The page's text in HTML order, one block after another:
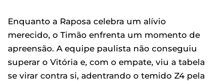
Enquanto a Raposa celebra um alívio
merecido, o Timão enfrenta um momento de
apreensão. A equipe paulista não conseguiu
superar o Vitória e, com o empate, viu a tabela
se virar contra si, adentrando o temido Z4 pela